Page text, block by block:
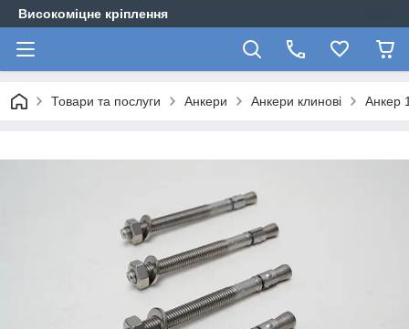
Високоміцне кріплення
Товари та послуги Анкери Анкери клинові Анкер